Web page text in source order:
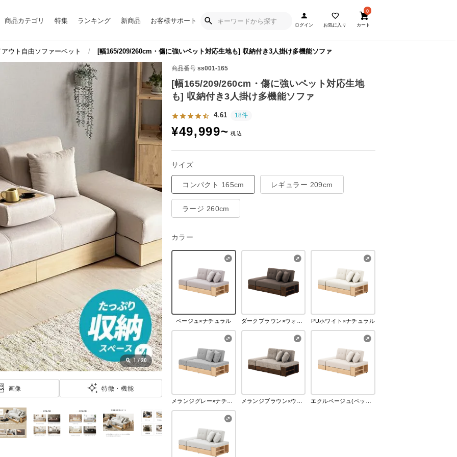
商品カテゴリ 特集 ランキング 新商品 お客様サポート
ログイン お気に入り
0
カート
ウト自由ソファーベット [幅165/209/260cm・傷に強いペット対応生地も] 収納付き3人掛け多機能ソファ
商品番号 ss001-165
[幅165/209/260cm・傷に強いペット対応生地
も] 収納付き3人掛け多機能ソファ
4.61 18件
¥49,999~
サイズ
コンパクト 165cm レギュラー 209cm
ラージ 260cm
カラー
ベージュ×ナチュラル PUホワイト×ナチュラル
1/20
画像 特徴・機能